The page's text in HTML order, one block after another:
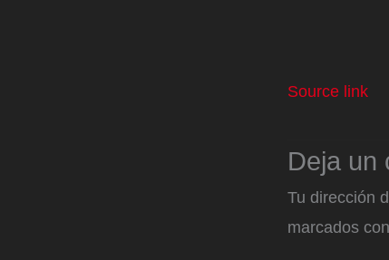
Source link
Deja un
Tu dirección
marcados con